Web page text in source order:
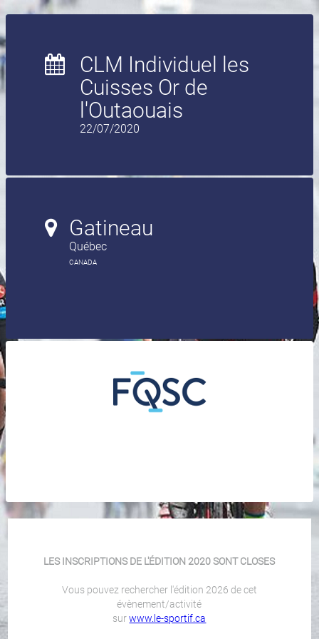
CLM Individuel les
Cuisses Or de
l'Outaouais
22/07/2020
Gatineau
Québec
CANADA
LES INSCRIPTIONS DE L'ÉDITION 2020 SONT CLOSES
Vous pouvez rechercher l'édition 2026 de cet
évènement/activité
surwww.le-sportif.ca